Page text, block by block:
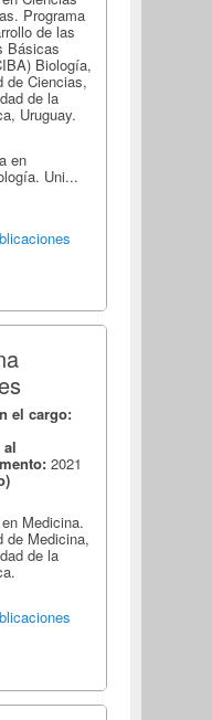
Programa
de las
Básicas
Biología,
de Ciencias,
de la
Uruguay.
en
Uni...
el cargo:
al
2021
Medicina.
de Medicina,
de la